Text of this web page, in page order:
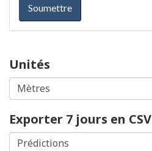
Soumettre
Unités
Exporter 7 jours en CSV